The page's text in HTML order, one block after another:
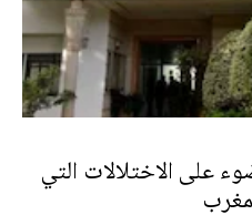
على الاختلالات التي